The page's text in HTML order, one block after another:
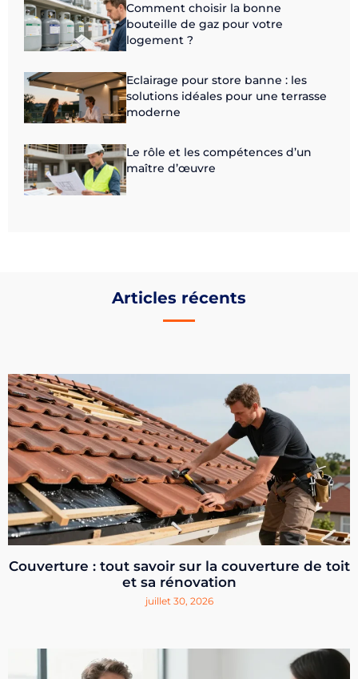
Comment choisir la bonne
bouteille de gaz pour votre
logement ?
Eclairage pour store banne : les
solutions idéales pour une terrasse
moderne
Le rôle et les compétences d’un
maître d’œuvre
Articles récents
Couverture : tout savoir sur la couverture de toit
et sa rénovation
juillet 30, 2026